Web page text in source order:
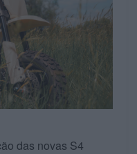
das novas S4